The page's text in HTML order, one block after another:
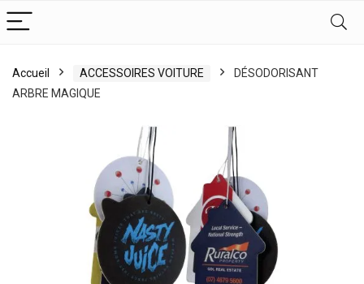
Accueil ACCESSOIRES VOITURE
DÉSODORISANT
ARBRE MAGIQUE